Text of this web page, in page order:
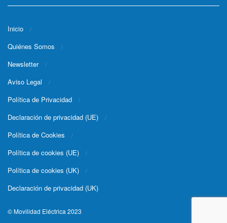
Inicio
Quiénes Somos
Newsletter
Aviso Legal
Política de Privacidad
Declaración de privacidad (UE)
Política de Cookies
Política de cookies (UE)
Política de cookies (UK)
Declaración de privacidad (UK)
© Movilidad Eléctrica 2023